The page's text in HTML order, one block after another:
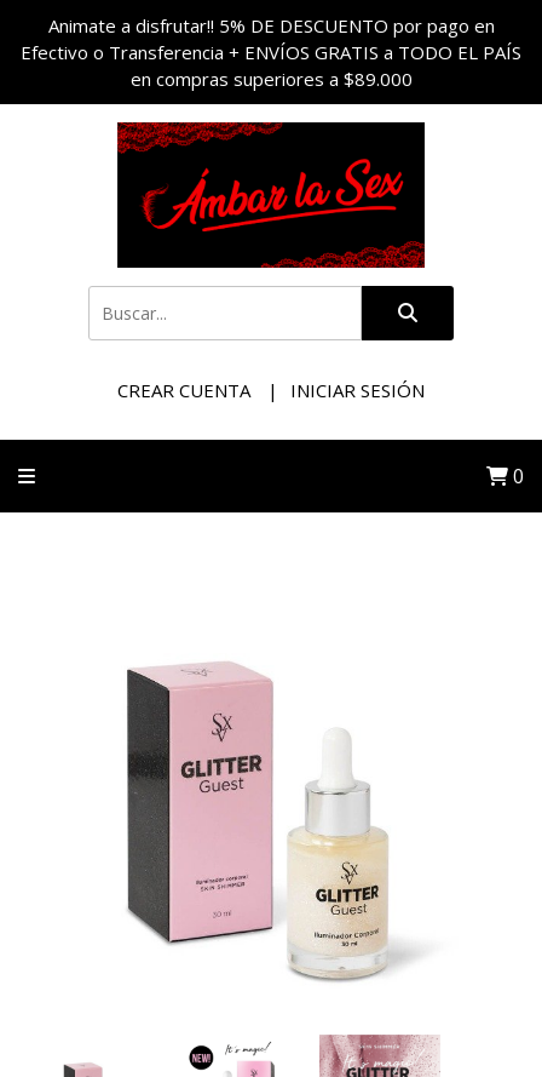
Animate a disfrutar!! 5% DE DESCUENTO por pago en
Efectivo o Transferencia + ENVÍOS GRATIS a TODO EL PAÍS
en compras superiores a $89.000
CREAR CUENTA INICIAR SESIÓN
0